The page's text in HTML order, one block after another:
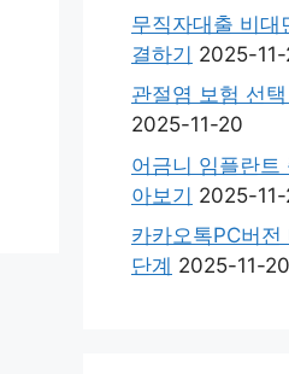
무직자대출 비대
결하기 2025-
관절염 보험 선
2025-11-20
어금니 임플란
아보기 2025-
카카오톡PC버
단계 2025-11-20